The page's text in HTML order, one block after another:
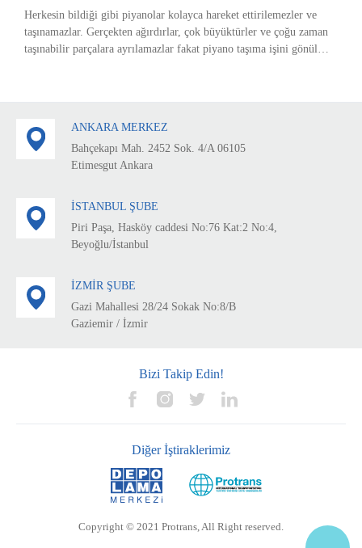
Herkesin bildiği gibi piyanolar kolayca hareket ettirilemezler ve
taşınamazlar. Gerçekten ağırdırlar, çok büyüktürler ve çoğu zaman
taşınabilir parçalara ayrılamazlar fakat piyano taşıma işini gönül
ANKARA MERKEZ
Bahçekapı Mah. 2452 Sok. 4/A 06105
Etimesgut Ankara
İSTANBUL ŞUBE
Piri Paşa, Hasköy caddesi No:76 Kat:2 No:4,
Beyoğlu/İstanbul
İZMİR ŞUBE
Gazi Mahallesi 28/24 Sokak No:8/B
Gaziemir / İzmir
Bizi Takip Edin!
Diğer İştiraklerimiz
Copyright © 2021 Protrans, All Right reserved.